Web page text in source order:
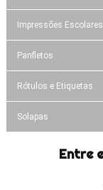
Impressões Escolares
Panfletos
Rótulos e Etiquetas
Solapas
Entre